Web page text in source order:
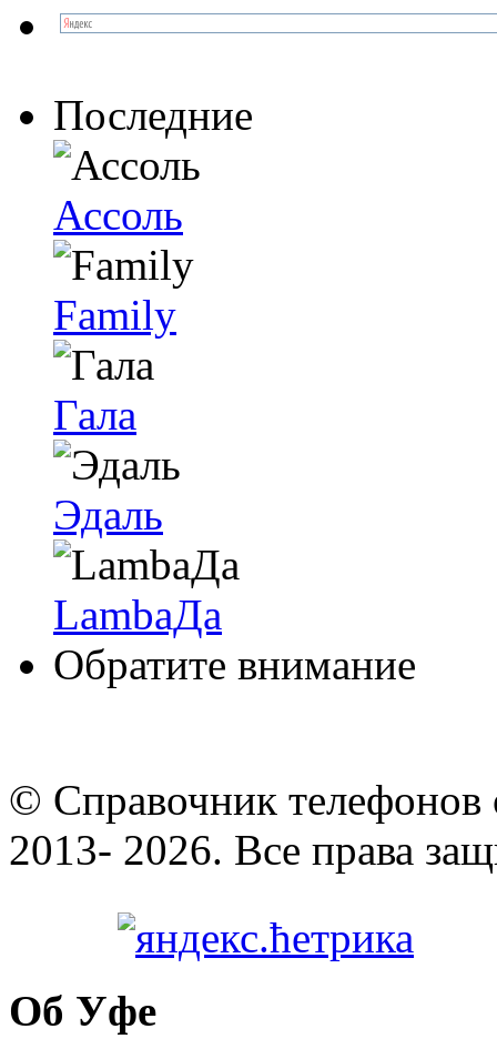
Последние
Ассоль
Family
Гала
Эдаль
LambaДа
Обратите внимание
© Cправочник телефонов
2013- 2026. Все права
Об Уфе